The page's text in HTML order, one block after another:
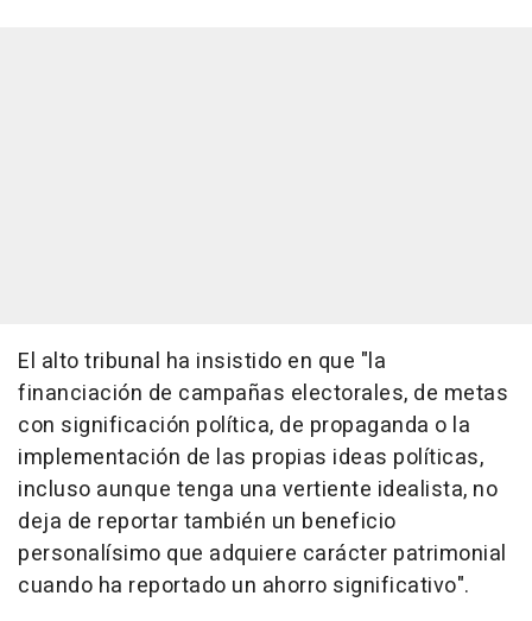
El alto tribunal ha insistido en que "la
financiación de campañas electorales, de metas
con significación política, de propaganda o la
implementación de las propias ideas políticas,
incluso aunque tenga una vertiente idealista, no
deja de reportar también un beneficio
personalísimo que adquiere carácter patrimonial
cuando ha reportado un ahorro significativo".